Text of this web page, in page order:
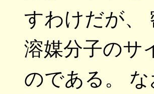
すわけだが、
溶媒分子のサ
のである。